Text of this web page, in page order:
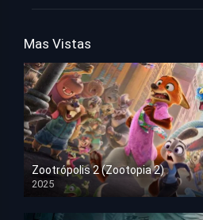
Mas Vistas
Zootrópolis 2 (Zootopia 2)
2025
HD 1080p